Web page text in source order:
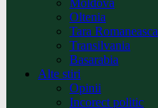
Moldova
Oltenia
Tara Romaneasca
Transilvania
Basarabia
Alte stiri
Opinii
Incorect politic